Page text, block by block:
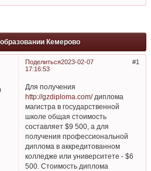
Кемерово
Поделиться 1
2023-02-07
17:16:53
Для получения
http://gzdiploma.com/диплома
магистра в государственной
школе общая стоимость
составляет $9 500, а для
получения профессиональной
диплома в аккредитованном
колледже или университете - $6
500. Стоимость диплома